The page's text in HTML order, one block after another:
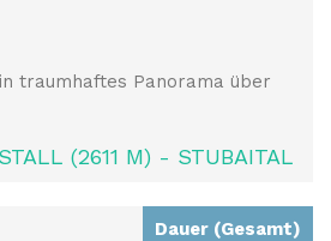
traumhaftes Panorama über
(2611 M) - STUBAITAL
Dauer (Gesamt)